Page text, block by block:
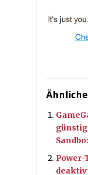
Power-